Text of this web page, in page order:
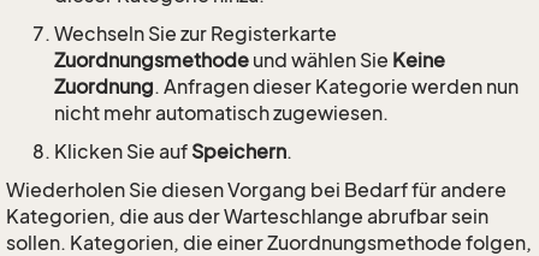
Wechseln Sie zur Registerkarte
Zuordnungsmethode und wählen Sie Keine
Zuordnung. Anfragen dieser Kategorie werden nun
nicht mehr automatisch zugewiesen.
Klicken Sie auf Speichern.
Wiederholen Sie diesen Vorgang bei Bedarf für andere
Kategorien, die aus der Warteschlange abrufbar sein
sollen. Kategorien, die einer Zuordnungsmethode folgen,